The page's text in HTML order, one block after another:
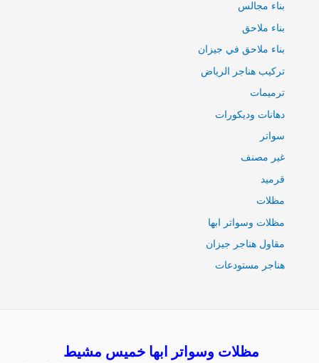
بناء مجالس
بناء ملاحق
بناء ملاحق في جيزان
تركيب هناجر الرياض
ترميمات
دهانات وديكورات
سواتر
غير مصنف
قرميد
مظلات
مظلات وسواتر ابها
مقاول هناجر جيزان
هناجر مستودعات
مظلات وسواتر ابها خميس مشيط